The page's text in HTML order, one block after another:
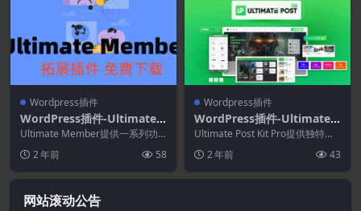
Wordpress插件
WordPress插件-Ultimate
Member–bbpress 2.1.4(Ult
imate Member拓展)-会员W
ordPress插件
Ultimate Member提供一系列功
能，包括用户配置文件、成员目
录、用户注...
2 年前 58
Wordpress插件
WordPress插件-Ultimate P
ost Kit Pro 3.13.2
Ultimate Post Kit Pro提供独特且
可定制的博客登陆、存档和单个...
2 年前 43
网站滚动公告